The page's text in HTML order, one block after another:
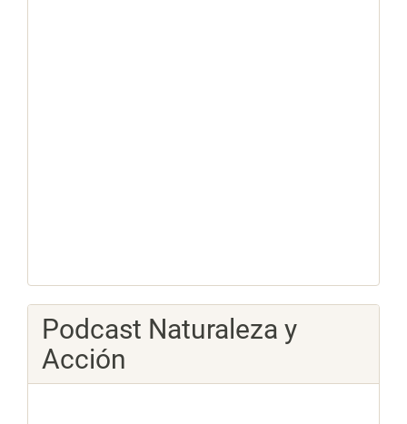
Podcast Naturaleza y
Acción